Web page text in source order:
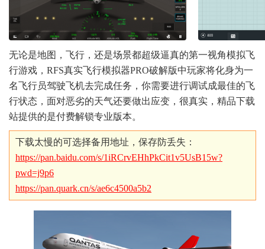
无论是地图，飞行，还是场景都超级逼真的第一视角模拟飞
行游戏，RFS真实飞行模拟器PRO破解版中玩家将化身为一
名飞行员驾驶飞机去完成任务，你需要进行调试成最佳的飞
行状态，面对恶劣的天气还要做出应变，很真实，精品下载
站提供的是付费解锁专业版本。
下载太慢的可选择备用地址，保存防丢失：
https://pan.baidu.com/s/1iRCrvEHhPkCit1v5UsB15w?
pwd=j9p6
https://pan.quark.cn/s/ae6c4500a5b2